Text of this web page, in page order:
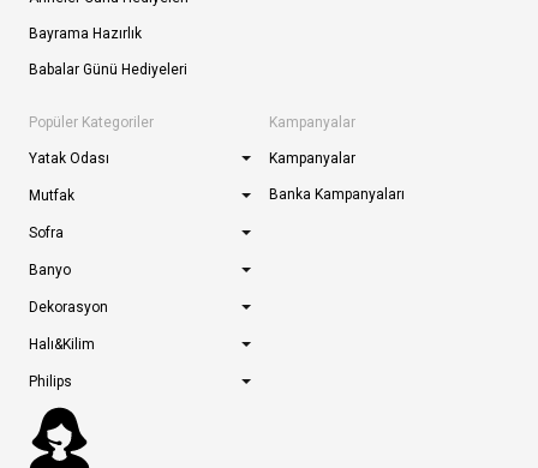
Bayrama Hazırlık
Babalar Günü Hediyeleri
Popüler Kategoriler
Yatak Odası
Mutfak
Sofra
Banyo
Dekorasyon
Halı&Kilim
Philips
Kampanyalar
Kampanyalar
Banka Kampanyaları